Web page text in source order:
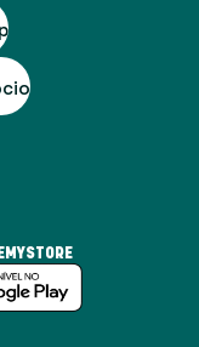
MYSTORE